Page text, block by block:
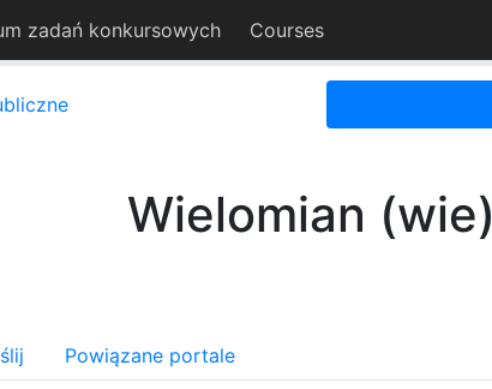
zadań konkursowych Courses
Wielomian (wie)
Powiązane portale